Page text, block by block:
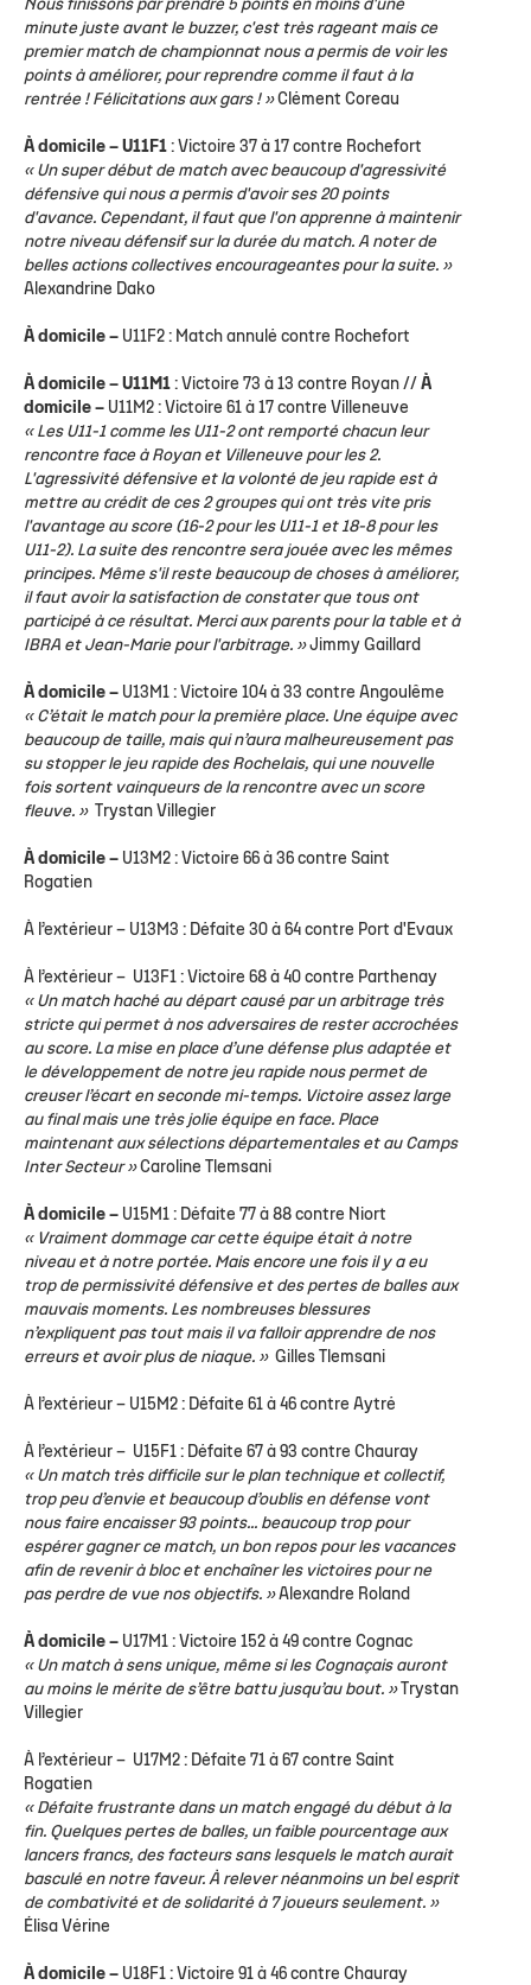
Nous finissons par prendre 5 points en moins d'une
minute juste avant le buzzer, c'est très rageant mais ce
premier match de championnat nous a permis de voir les
points à améliorer, pour reprendre comme il faut à la
rentrée ! Félicitations aux gars ! »Clément Coreau
À domicile – U11F1 : Victoire 37 à 17 contre Rochefort
« Un super début de match avec beaucoup d'agressivité
défensive qui nous a permis d'avoir ses 20 points
d'avance. Cependant, il faut que l'on apprenne à maintenir
notre niveau défensif sur la durée du match. A noter de
belles actions collectives encourageantes pour la suite. »
Alexandrine Dako
À domicile – U11F2 : Match annulé contre Rochefort
À domicile – U11M1 : Victoire 73 à 13 contre Royan // À
domicile – U11M2 : Victoire 61 à 17 contre Villeneuve
« Les U11-1 comme les U11-2 ont remporté chacun leur
rencontre face à Royan et Villeneuve pour les 2.
L'agressivité défensive et la volonté de jeu rapide est à
mettre au crédit de ces 2 groupes qui ont très vite pris
l'avantage au score (16-2 pour les U11-1 et 18-8 pour les
U11-2). La suite des rencontre sera jouée avec les mêmes
principes. Même s'il reste beaucoup de choses à améliorer,
il faut avoir la satisfaction de constater que tous ont
participé à ce résultat. Merci aux parents pour la table et à
IBRA et Jean-Marie pour l'arbitrage. »Jimmy Gaillard
À domicile – U13M1 : Victoire 104 à 33 contre Angoulême
« C’était le match pour la première place. Une équipe avec
beaucoup de taille, mais qui n’aura malheureusement pas
su stopper le jeu rapide des Rochelais, qui une nouvelle
fois sortent vainqueurs de la rencontre avec un score
fleuve. »Trystan Villegier
À domicile – U13M2 : Victoire 66 à 36 contre Saint
Rogatien
À l’extérieur – U13M3 : Défaite 30 à 64 contre Port d'Evaux
À l’extérieur – U13F1 : Victoire 68 à 40 contre Parthenay
« Un match haché au départ causé par un arbitrage très
stricte qui permet à nos adversaires de rester accrochées
au score. La mise en place d’une défense plus adaptée et
le développement de notre jeu rapide nous permet de
creuser l’écart en seconde mi-temps. Victoire assez large
au final mais une très jolie équipe en face. Place
maintenant aux sélections départementales et au Camps
Inter Secteur »Caroline Tlemsani
À domicile – U15M1 : Défaite 77 à 88 contre Niort
« Vraiment dommage car cette équipe était à notre
niveau et à notre portée. Mais encore une fois il y a eu
trop de permissivité défensive et des pertes de balles aux
mauvais moments. Les nombreuses blessures
n’expliquent pas tout mais il va falloir apprendre de nos
erreurs et avoir plus de niaque. » Gilles Tlemsani
À l’extérieur – U15M2 : Défaite 61 à 46 contre Aytré
À l’extérieur – U15F1 : Défaite 67 à 93 contre Chauray
« Un match très difficile sur le plan technique et collectif,
trop peu d’envie et beaucoup d’oublis en défense vont
nous faire encaisser 93 points... beaucoup trop pour
espérer gagner ce match, un bon repos pour les vacances
afin de revenir à bloc et enchaîner les victoires pour ne
pas perdre de vue nos objectifs. »Alexandre Roland
À domicile – U17M1 : Victoire 152 à 49 contre Cognac
« Un match à sens unique, même si les Cognaçais auront
au moins le mérite de s’être battu jusqu’au bout. »Trystan
Villegier
À l’extérieur – U17M2 : Défaite 71 à 67 contre Saint
Rogatien
« Défaite frustrante dans un match engagé du début à la
fin. Quelques pertes de balles, un faible pourcentage aux
lancers francs, des facteurs sans lesquels le match aurait
basculé en notre faveur. À relever néanmoins un bel esprit
de combativité et de solidarité à 7 joueurs seulement. »
Élisa Vérine
À domicile – U18F1 : Victoire 91 à 46 contre Chauray